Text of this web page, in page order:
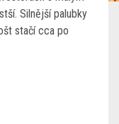
Silnější palubky
stačí cca po